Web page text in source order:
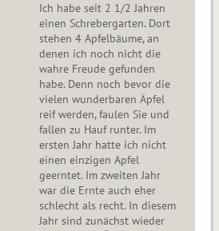
Ich habe seit 2 1/2 Jahren
einen Schrebergarten. Dort
stehen 4 Apfelbäume, an
denen ich noch nicht die
wahre Freude gefunden
habe. Denn noch bevor die
vielen wunderbaren Äpfel
reif werden, faulen Sie und
fallen zu Hauf runter. Im
ersten Jahr hatte ich nicht
einen einzigen Apfel
geerntet. Im zweiten Jahr
war die Ernte auch eher
schlecht als recht. In diesem
Jahr sind zunächst wieder